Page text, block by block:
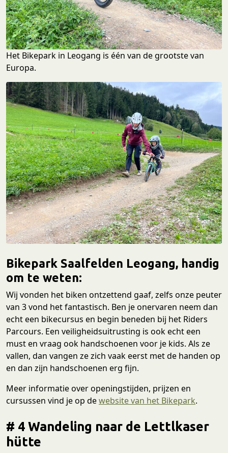
Het Bikepark in Leogang is één van de grootste van
Europa.
Bikepark Saalfelden Leogang, handig
om te weten:
Wij vonden het biken ontzettend gaaf, zelfs onze peuter
van 3 vond het fantastisch. Ben je onervaren neem dan
echt een bikecursus en begin beneden bij het Riders
Parcours. Een veiligheidsuitrusting is ook echt een
must en vraag ook handschoenen voor je kids. Als ze
vallen, dan vangen ze zich vaak eerst met de handen op
en dan zijn handschoenen erg fijn.
Meer informatie over openingstijden, prijzen en
cursussen vind je op dewebsite van het Bikepark.
# 4 Wandeling naar de Lettlkaser
hütte